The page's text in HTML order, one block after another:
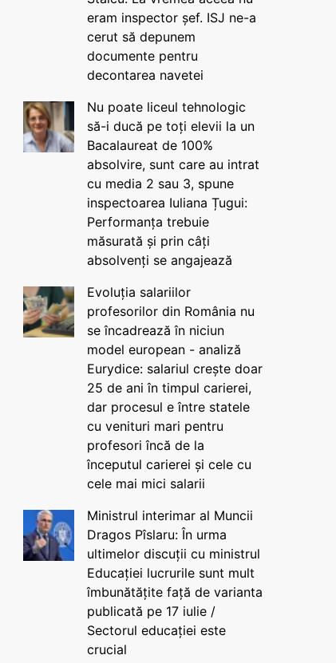
eram inspector șef. ISJ ne-a
cerut să depunem
documente pentru
decontarea navetei
Nu poate liceul tehnologic
să-i ducă pe toți elevii la un
Bacalaureat de 100%
absolvire, sunt care au intrat
cu media 2 sau 3, spune
inspectoarea Iuliana Țugui:
Performanța trebuie
măsurată și prin câți
absolvenți se angajează
Evoluția salariilor
profesorilor din România nu
se încadrează în niciun
model european - analiză
Eurydice: salariul crește doar
25 de ani în timpul carierei,
dar procesul e între statele
cu venituri mari pentru
profesori încă de la
începutul carierei și cele cu
cele mai mici salarii
Ministrul interimar al Muncii
Dragos Pîslaru: În urma
ultimelor discuții cu ministrul
Educației lucrurile sunt mult
îmbunătățite față de varianta
publicată pe 17 iulie /
Sectorul educației este
crucial